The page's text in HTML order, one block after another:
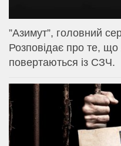
⁨”Азимут”, головний
Розповідає про те,
повертаються із СЗЧ.